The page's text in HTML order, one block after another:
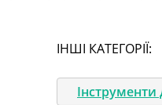
ІНШІ КАТЕГОРІЇ:
Інструменти